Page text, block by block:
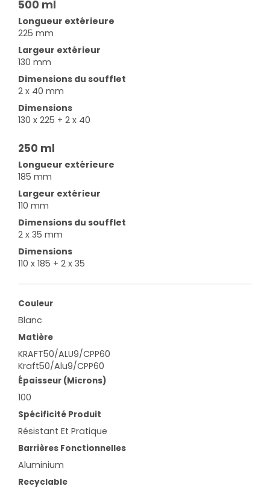
500 ml
Longueur extérieure
225 mm
Largeur extérieur
130 mm
Dimensions du soufflet
2 x 40 mm
Dimensions
130 x 225 + 2 x 40
250 ml
Longueur extérieure
185 mm
Largeur extérieur
110 mm
Dimensions du soufflet
2 x 35 mm
Dimensions
110 x 185 + 2 x 35
Couleur
Blanc
Matière
KRAFT50/ALU9/CPP60
Kraft50/Alu9/CPP60
Épaisseur (microns)
100
Spécificité Produit
Résistant Et Pratique
Barrières Fonctionnelles
Aluminium
Recyclable